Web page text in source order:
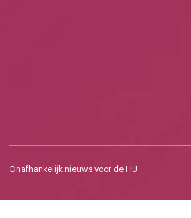
Onafhankelijk nieuws voor de HU